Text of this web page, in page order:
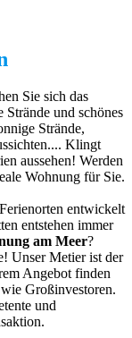
Sie sich das
und schönes
Strände,
Klingt
aussehen! Werden
Wohnung für Sie.
entwickelt
entstehen immer
am Meer?
Unser Metier ist der
Angebot finden
Großinvestoren.
und